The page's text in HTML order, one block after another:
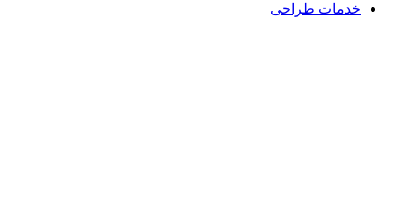
خدمات طراحی